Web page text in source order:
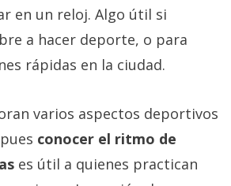
en un reloj. Algo útil si
a hacer deporte, o para
rápidas en la ciudad.
varios aspectos deportivos
conocer el ritmo de
es útil a quienes practican